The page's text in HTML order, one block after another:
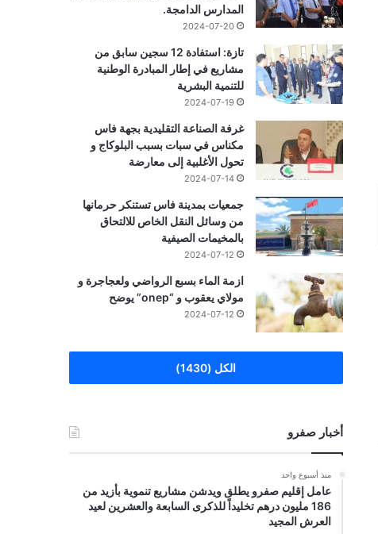
المدارس الدامجة.
2024-07-20
تازة: استفادة 12 سجين سابق من
مشاريع في إطار المبادرة الوطنية
للتنمية البشرية
2024-07-19
غرفة الصناعة التقليدية بجهة فاس
مكناس في سبات بسبب البلوكاج و
تحول الأغلبية إلى معارضة
2024-07-14
جمعيات بمدينة فاس تستنكر حرمانها
من وسائل النقل الخاص للالتحاق
بالمخيمات الصيفية
2024-07-12
ازمة الماء بسبع الرواضي ولعجاجرة و
مولاي يعقوب و “onep” يوضح
2024-07-12
الكل (1430)
أخبار صفرو
منذ أسبوع واحد
عامل إقليم صفرو يطلق ويدشن مشاريع تنموية بأزيد من
186 مليون درهم تخليداً للذكرى السابعة والعشرين لعيد
العرش المجيد